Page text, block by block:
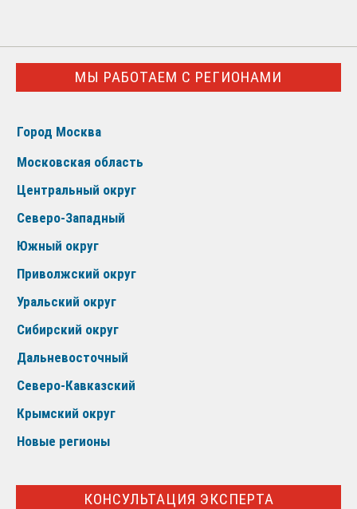
МЫ РАБОТАЕМ С РЕГИОНАМИ
Город Москва
Московская область
Центральный округ
Северо-Западный
Южный округ
Приволжский округ
Уральский округ
Сибирский округ
Дальневосточный
Северо-Кавказский
Крымский округ
Новые регионы
КОНСУЛЬТАЦИЯ ЭКСПЕРТА